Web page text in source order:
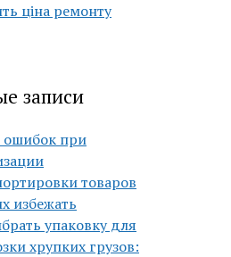
ціна ремонту
записи
при
товаров
избежать
упаковку для
хрупких грузов: